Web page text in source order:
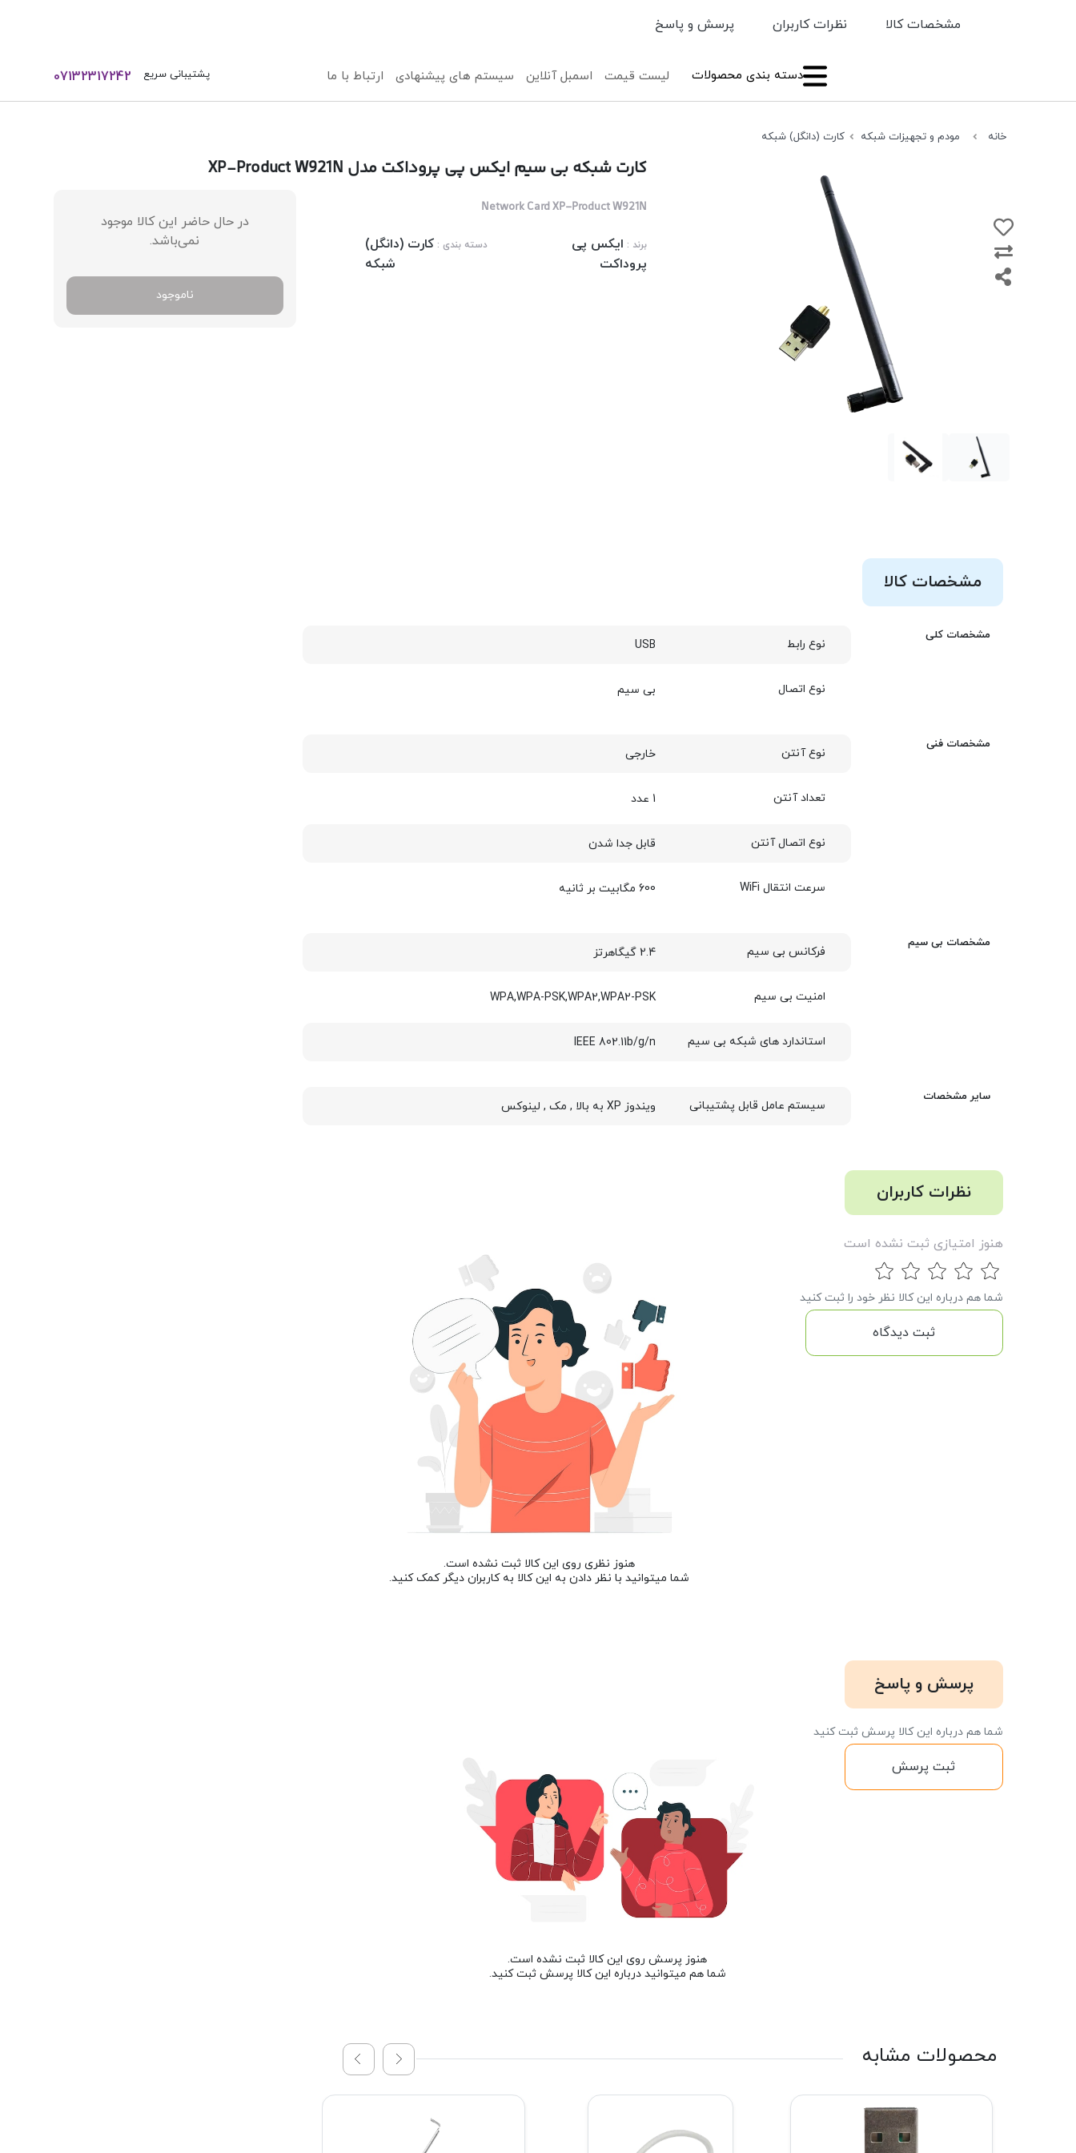
07132317242 پشتیبانی سریع لیست قیمت اسمبل آنلاین سیستم های پیشنهادی ارتباط با ما دسته بندی محصولات
مشخصات کالا نظرات کاربران پرسش و پاسخ
خانه مودم و تجهیزات شبکه کارت (دانگل) شبکه
در حال حاضر این کالا موجود
نمی‌باشد.
ناموجود
کارت شبکه بی سیم ایکس پی پروداکت مدل XP-Product W921N
Network Card XP-Product W921N
برند : ایکس پی
پروداکت
دسته بندی : کارت (دانگل)
شبکه
مشخصات کالا
مشخصات کلی
نوع رابط USB
نوع اتصال بی سیم
مشخصات فنی
نوع آنتن خارجی
تعداد آنتن 1 عدد
نوع اتصال آنتن قابل جدا شدن
سرعت انتقال WiFi 600 مگابیت بر ثانیه
مشخصات بی سیم
فرکانس بی سیم 2.4 گیگاهرتز
امنیت بی سیم WPA,WPA-PSK,WPA2,WPA2-PSK
استاندارد های شبکه بی سیم IEEE 802.11b/g/n
سایر مشخصات
سیستم عامل قابل پشتیبانی ویندوز XP به بالا , مک , لینوکس
نظرات کاربران
هنوز امتیازی ثبت نشده است
شما هم درباره این کالا نظر خود را ثبت کنید
ثبت دیدگاه
هنوز نظری روی این کالا ثبت نشده است.
شما میتوانید با نظر دادن به این کالا به کاربران دیگر کمک کنید.
پرسش و پاسخ
شما هم درباره این کالا پرسش ثبت کنید
ثبت پرسش
هنوز پرسش روی این کالا ثبت نشده است.
شما هم میتوانید درباره این کالا پرسش ثبت کنید.
محصولات مشابه